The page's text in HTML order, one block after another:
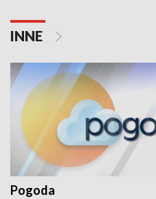
INNE
Pogoda